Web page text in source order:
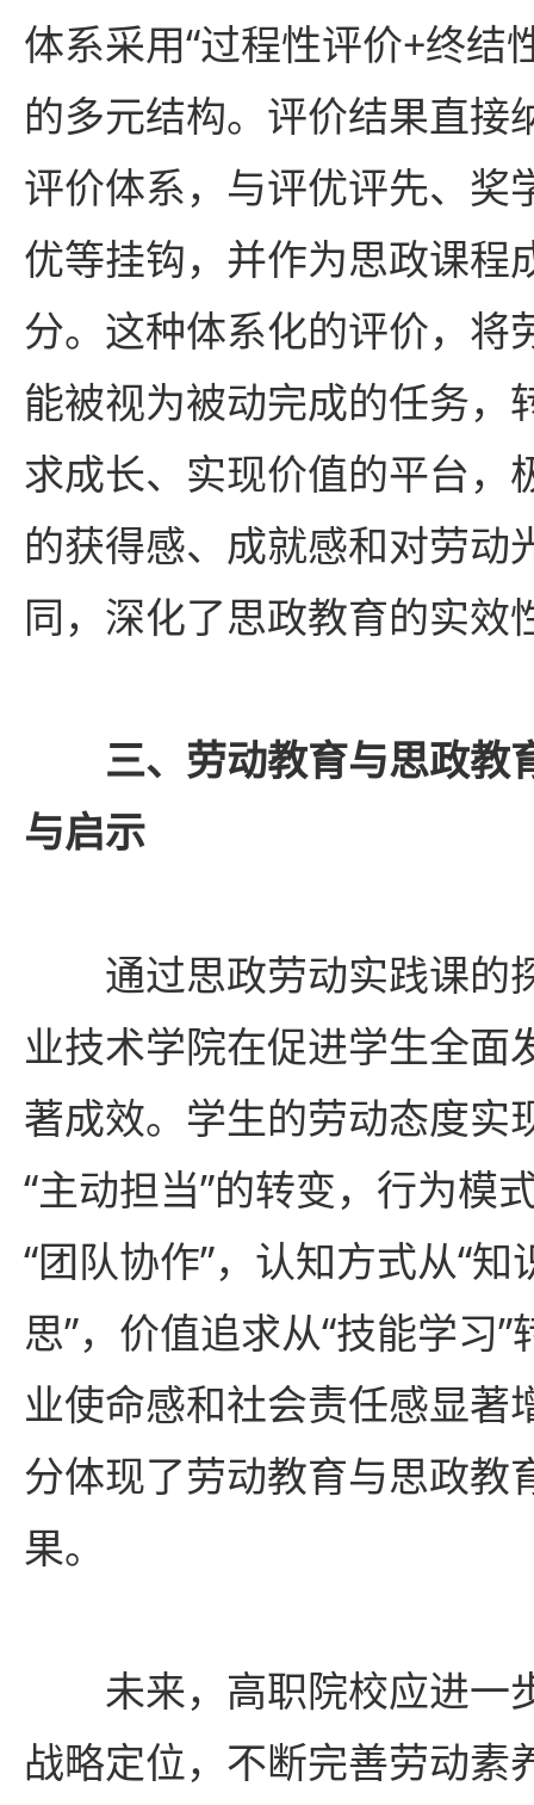
体系采用“过程性评价+终结
的多元结构。评价结果直接
评价体系，与评优评先、奖
优等挂钩，并作为思政课程
分。这种体系化的评价，将
能被视为被动完成的任务，
求成长、实现价值的平台，
的获得感、成就感和对劳动
同，深化了思政教育的实效
三、劳动教育与思政教
与启示
通过思政劳动实践课的
业技术学院在促进学生全面
著成效。学生的劳动态度实
“主动担当”的转变，行为模
“团队协作”，认知方式从“知
思”，价值追求从“技能学习”
业使命感和社会责任感显著
分体现了劳动教育与思政教
果。
未来，高职院校应进一
战略定位，不断完善劳动素